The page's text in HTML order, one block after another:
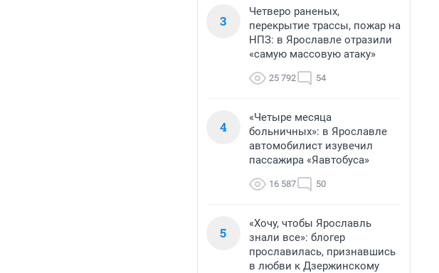
3
Четверо раненых,
перекрытие трассы, пожар на
НПЗ: в Ярославле отразили
«самую массовую атаку»
25 792 54
4
«Четыре месяца
больничных»: в Ярославле
автомобилист изувечил
пассажира «Яавтобуса»
16 587 50
5
«Хочу, чтобы Ярославль
знали все»: блогер
прославилась, признавшись
в любви к Дзержинскому